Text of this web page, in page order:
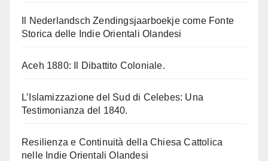
Il Nederlandsch Zendingsjaarboekje come Fonte
Storica delle Indie Orientali Olandesi
Aceh 1880: Il Dibattito Coloniale.
L’Islamizzazione del Sud di Celebes: Una
Testimonianza del 1840.
Resilienza e Continuità della Chiesa Cattolica
nelle Indie Orientali Olandesi